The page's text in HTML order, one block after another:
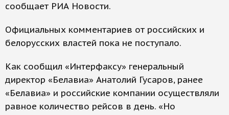
сообщает РИА Новости.
Официальных комментариев от российских и
белорусских властей пока не поступало.
Как сообщил «Интерфаксу» генеральный
директор «Белавиа» Анатолий Гусаров, ранее
«Белавиа» и российские компании осуществляли
равное количество рейсов в день. «Но